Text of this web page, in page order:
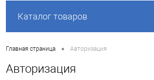
Каталог товаров
Главная страница • Авторизация
Авторизация